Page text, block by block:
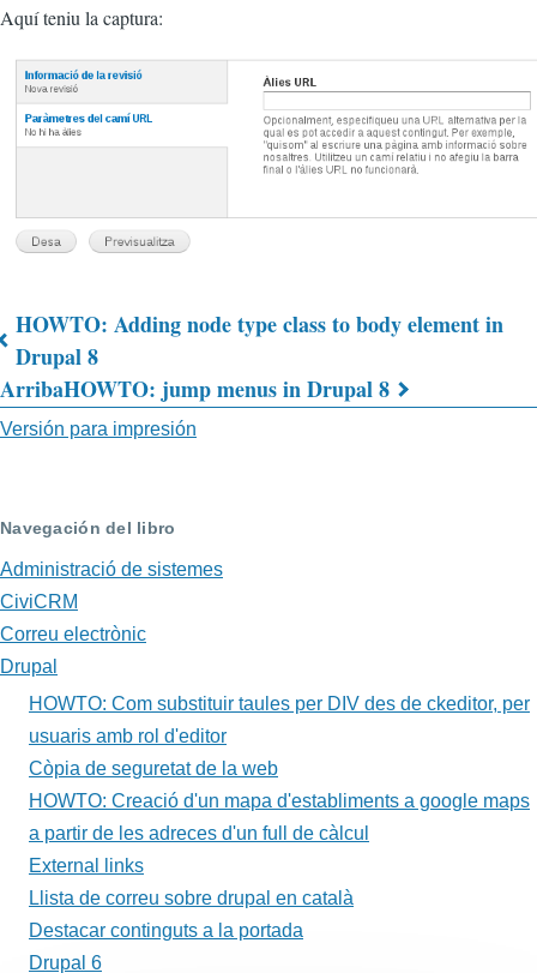
Aquí teniu la captura:
Enlaces
transversales
de
para
HOWTO:
Com
crear
alies
d'URL
als
nodes
de
Drupal
HOWTO: Adding node type class to body element in
Drupal 8
ArribaHOWTO: jump menus in Drupal 8
Versión para impresión
Navegación del libro
Administració de sistemes
CiviCRM
Correu electrònic
Drupal
HOWTO: Com substituir taules per DIV des de ckeditor, per
usuaris amb rol d'editor
Còpia de seguretat de la web
HOWTO: Creació d'un mapa d'establiments a google maps
a partir de les adreces d'un full de càlcul
External links
Llista de correu sobre drupal en català
Destacar continguts a la portada
Drupal 6